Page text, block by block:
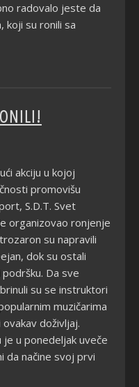
radovalo jeste da
koji su ronili sa
akciju u kojoj
promovišu
S.D.T. Svet
organizovao ronjenje
su napravili
dok su ostali
Da sve
su se instruktori
muzičarima
doživljaj.
je u ponedeljak uveče
da načine svoj prvi